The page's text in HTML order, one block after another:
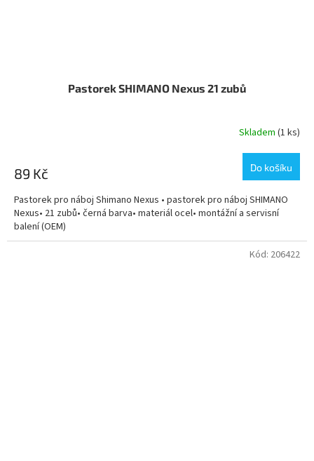
Pastorek SHIMANO Nexus 21 zubů
Skladem (1 ks)
89 Kč Do košíku
Pastorek pro náboj Shimano Nexus • pastorek pro náboj SHIMANO
Nexus• 21 zubů• černá barva• materiál ocel• montážní a servisní
balení (OEM)
Kód: 206422